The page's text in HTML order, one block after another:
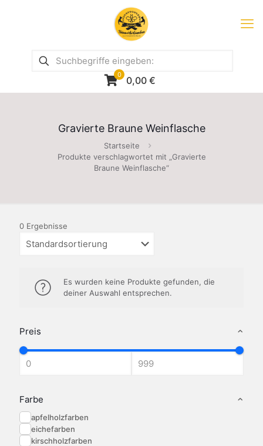
0 0,00 €
Gravierte Braune Weinflasche
Startseite
Produkte verschlagwortet mit „Gravierte
Braune Weinflasche“
Preis
Farbe
apfelholzfarben
eichefarben
kirschholzfarben
0 Ergebnisse
Es wurden keine Produkte gefunden, die
deiner Auswahl entsprechen.